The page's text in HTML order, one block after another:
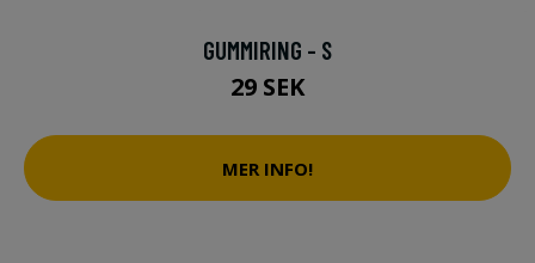
GUMMIRING - S
29 SEK
MER INFO!